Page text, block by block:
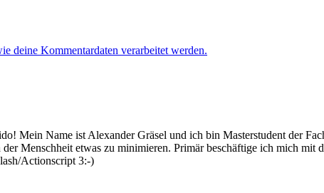
deine Kommentardaten verarbeitet werden.
Mein Name ist Alexander Gräsel und ich bin Masterstudent der
Menschheit etwas zu minimieren. Primär beschäftige ich mich
Actionscript 3:-)